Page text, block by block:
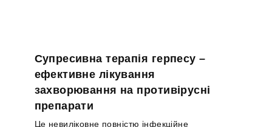
Супресивна терапія герпесу –
ефективне лікування
захворювання на противірусні
препарати
Це невиліковне повністю інфекційне